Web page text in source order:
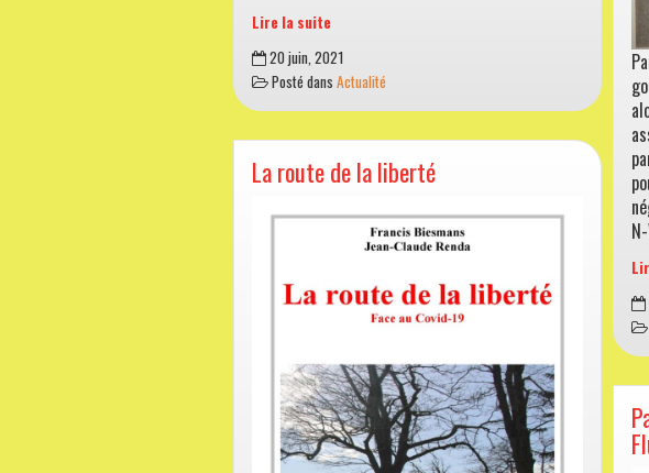
Lire la suite
Désobéissance
civile
:
et
nous
les
insoumis
20 juin, 2021
Posté dans Actualité
La route de la liberté
en
–
en
et